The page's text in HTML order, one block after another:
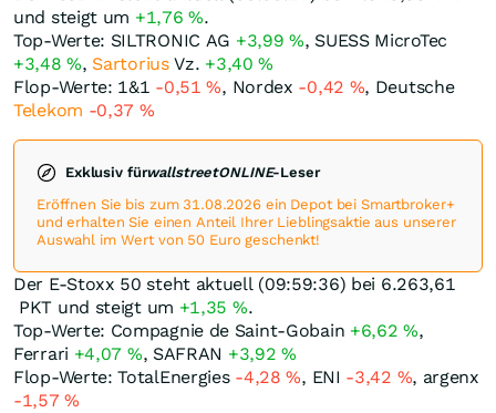
und steigt um +1,76%.
Top-Werte: SILTRONIC AG +3,99%, SUESS MicroTec
+3,48%, SartoriusVz. +3,40%
Flop-Werte: 1&1 -0,51%, Nordex -0,42 %, Deutsche
Telekom -0,37 %
Exklusiv fürwallstreetONLINE-Leser
Eröffnen Sie bis zum 31.08.2026 ein Depot bei Smartbroker+
und erhalten Sie einen Anteil Ihrer Lieblingsaktie aus unserer
Auswahl im Wert von 50 Euro geschenkt!
Der E-Stoxx 50 steht aktuell (09:59:36) bei 6.263,61
PKT und steigt um +1,35 %.
Top-Werte: Compagnie de Saint-Gobain +6,62%,
Ferrari +4,07 %, SAFRAN +3,92%
Flop-Werte: TotalEnergies -4,28%, ENI -3,42 %, argenx
-1,57%